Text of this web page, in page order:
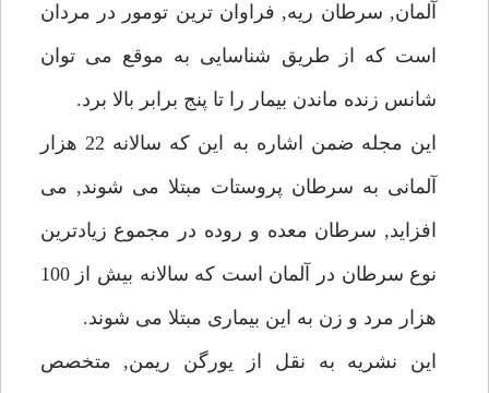
آلمان, سرطان ريه, فراوان ترين تومور در مردان
است كه از طريق شناسايى به موقع مى توان
شانس زنده ماندن بيمار را تا پنج برابر بالا برد.
اين مجله ضمن اشاره به اين كه سالانه 22 هزار
آلمانى به سرطان پروستات مبتلا مى شوند, مى
افزايد, سرطان معده و روده در مجموع زيادترين
نوع سرطان در آلمان است كه سالانه بيش از 100
هزار مرد و زن به اين بيمارى مبتلا مى شوند.
اين نشريه به نقل از يورگن ريمن, متخصص